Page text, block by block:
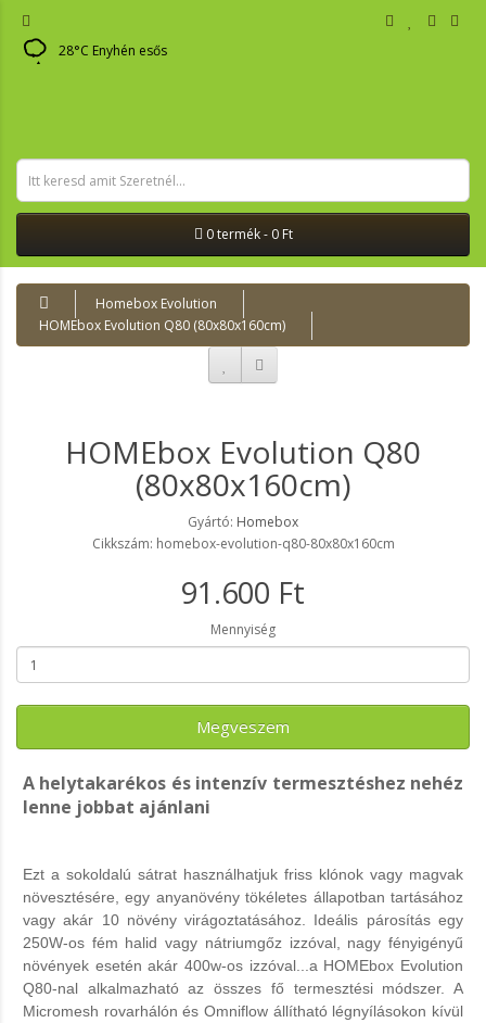
28°C Enyhén esős
0 termék - 0 Ft
Homebox Evolution
HOMEbox Evolution Q80 (80x80x160cm)
HOMEbox Evolution Q80
(80x80x160cm)
Gyártó: Homebox
Cikkszám: homebox-evolution-q80-80x80x160cm
91.600 Ft
Mennyiség
Megveszem
A helytakarékos és intenzív termesztéshez nehéz
lenne jobbat ajánlani
Ezt a sokoldalú sátrat használhatjuk friss klónok vagy magvak
növesztésére, egy anyanövény tökéletes állapotban tartásához
vagy akár 10 növény virágoztatásához. Ideális párosítás egy
250W-os fém halid vagy nátriumgőz izzóval, nagy fényigényű
növények esetén akár 400w-os izzóval...a HOMEbox Evolution
Q80-nal alkalmazható az összes fő termesztési módszer. A
Micromesh rovarhálón és Omniflow állítható légnyílásokon kívül